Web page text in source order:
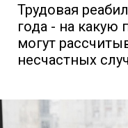
Трудовая
года - на какую
могут
несчастных